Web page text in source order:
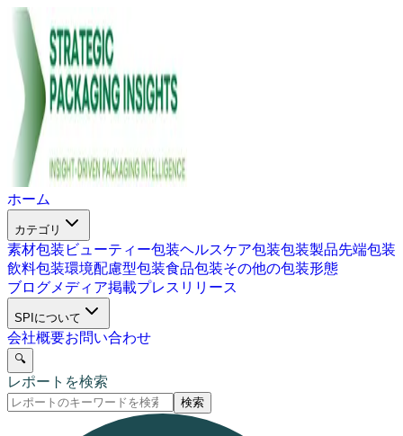
ホーム
カテゴリ
素材包装 ビューティー包装ヘルスケア包装包装製品先端包装
飲料包装環境配慮型包装食品包装その他の包装形態
ブログメディア掲載プレスリリース
SPIについて
会社概要お問い合わせ
🔍
レポートを検索
検索